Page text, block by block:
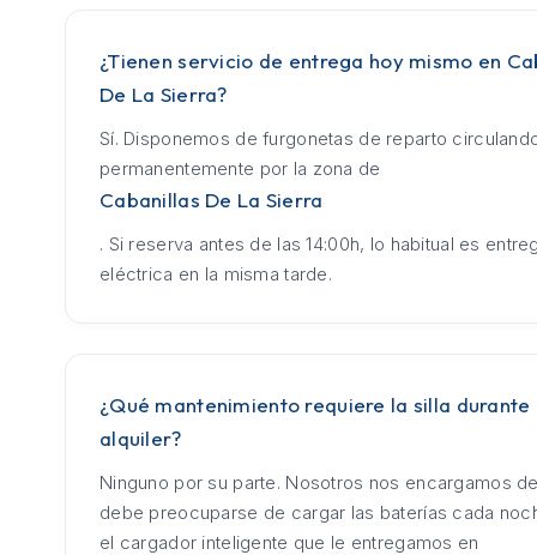
¿Tienen servicio de entrega hoy mismo en
De La Sierra?
Sí. Disponemos de furgonetas de reparto
permanentemente por la zona de
Cabanillas De La Sierra
. Si reserva antes de las 14:00h, lo habitual es
eléctrica en la misma tarde.
¿Qué mantenimiento requiere la silla durante
alquiler?
Ninguno por su parte. Nosotros nos encargamos
debe preocuparse de cargar las baterías cada
el cargador inteligente que le entregamos en